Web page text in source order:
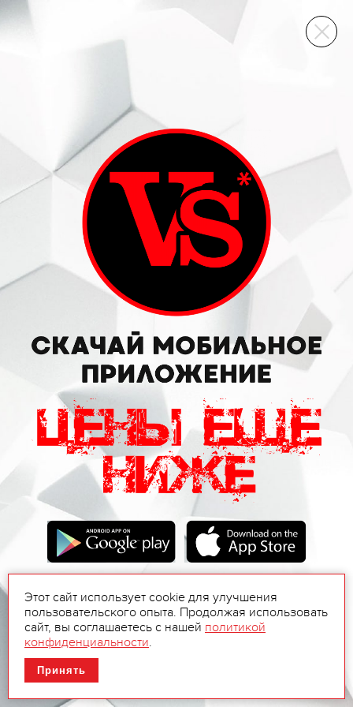
ВИННЫЙ СКЛАД
Этот сайт использует cookie для улучшения
пользовательского опыта. Продолжая использовать
сайт, вы соглашаетесь с нашей политикой
конфиденциальности.
Принять